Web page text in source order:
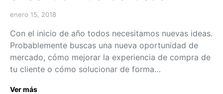
enero 15, 2018
Con el inicio de año todos necesitamos nuevas ideas.
Probablemente buscas una nueva oportunidad de
mercado, cómo mejorar la experiencia de compra de
tu cliente o cómo solucionar de forma…
Ver más